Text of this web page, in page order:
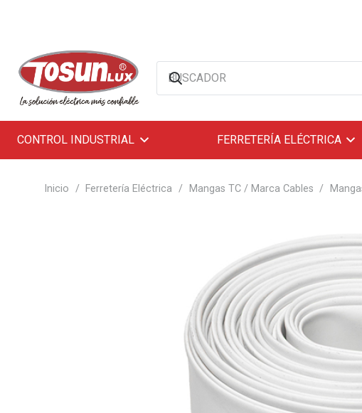
CONTROL INDUSTRIAL FERRETERÍA ELÉCTRICA
Inicio / Ferretería Eléctrica / Mangas TC / Marca Cables /